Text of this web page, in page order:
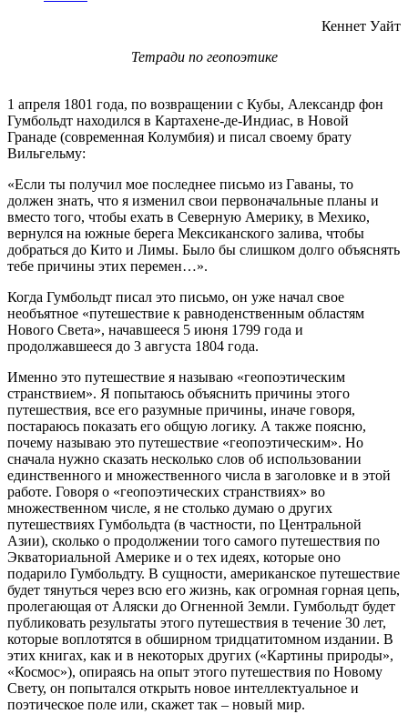
Кеннет Уайт
Тетради по геопоэтике
1 апреля 1801 года, по возвращении с Кубы, Александр фон
Гумбольдт находился в Картахене-де-Индиас, в Новой
Гранаде (современная Колумбия) и писал своему брату
Вильгельму:
«Если ты получил мое последнее письмо из Гаваны, то
должен знать, что я изменил свои первоначальные планы и
вместо того, чтобы ехать в Северную Америку, в Мехико,
вернулся на южные берега Мексиканского залива, чтобы
добраться до Кито и Лимы. Было бы слишком долго объяснять
тебе причины этих перемен…».
Когда Гумбольдт писал это письмо, он уже начал свое
необъятное «путешествие к равноденственным областям
Нового Света», начавшееся 5 июня 1799 года и
продолжавшееся до 3 августа 1804 года.
Именно это путешествие я называю «геопоэтическим
странствием». Я попытаюсь объяснить причины этого
путешествия, все его разумные причины, иначе говоря,
постараюсь показать его общую логику. А также поясню,
почему называю это путешествие «геопоэтическим». Но
сначала нужно сказать несколько слов об использовании
единственного и множественного числа в заголовке и в этой
работе. Говоря о «геопоэтических странствиях» во
множественном числе, я не столько думаю о других
путешествиях Гумбольдта (в частности, по Центральной
Азии), сколько о продолжении того самого путешествия по
Экваториальной Америке и о тех идеях, которые оно
подарило Гумбольдту. В сущности, американское путешествие
будет тянуться через всю его жизнь, как огромная горная цепь,
пролегающая от Аляски до Огненной Земли. Гумбольдт будет
публиковать результаты этого путешествия в течение 30 лет,
которые воплотятся в обширном тридцатитомном издании. В
этих книгах, как и в некоторых других («Картины природы»,
«Космос»), опираясь на опыт этого путешествия по Новому
Свету, он попытался открыть новое интеллектуальное и
поэтическое поле или, скажет так – новый мир.